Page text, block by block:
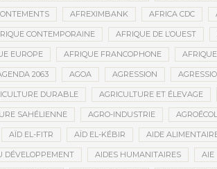
AFREXIMBANK AFRICA CDC
CONTEMPORAINE AFRIQUE DE L’OUEST
EUROPE AFRIQUE FRANCOPHONE
2063 AGOA AGRESSION
DURABLE AGRICULTURE ET ÉLEVAGE
SAHÉLIENNE AGRO-INDUSTRIE
AÏD EL-FITR AÏD EL-KÉBIR AIDE
DÉVELOPPEMENT AIDES HUMANITAIRES AIE